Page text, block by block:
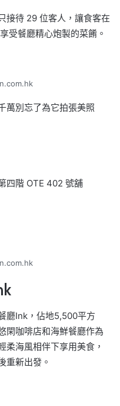
接待 29 位客人，讓食客在
受餐廳精心炮製的菜餚。
萬別忘了為它拍張美照
四階 OTE 402 號舖
廳Ink，佔地5,500平方
閑咖啡店和海鮮餐廳作為
柔海風相伴下享用美食，
重新出發。